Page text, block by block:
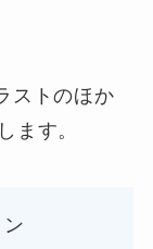
ストのほか
します。